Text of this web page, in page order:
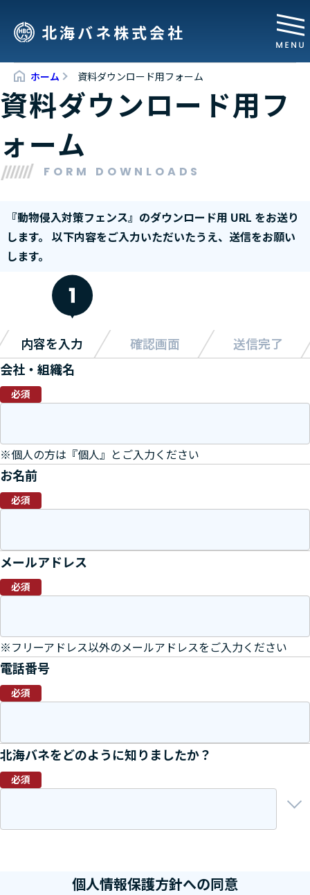
北海バネ株式会社
ホーム 資料ダウンロード用フォーム
資料ダウンロード用フ
ォーム
FORM DOWNLOADS
『動物侵入対策フェンス』のダウンロード用 URL をお送り
します。 以下内容をご入力いただいたうえ、送信をお願い
します。
内容を入力 確認画面
送信完了
会社・組織名
必須
※個人の方は『個人』とご入力ください
お名前
必須
メールアドレス
必須
※フリーアドレス以外のメールアドレスをご入力ください
電話番号
必須
北海バネをどのように知りましたか？
必須
個人情報保護方針への同意